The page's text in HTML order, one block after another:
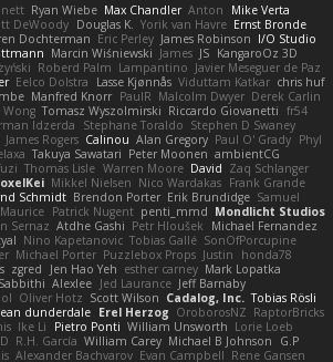
Ryan Wiebe Max Chandler Anton
Mike Verta
DeWoody Douglas K. Yorik van Havre Ernst Bronde
Dochterman Eric Perley James Robinson I/O Studio
Marcin Wiśniewski James JS KangaroOz 3D
Roberd Palm Lampantino Javier Meseguer de Paz
Eelco Dolstra Lasse Kjønnås Viduttam Katkar chris huf
Manfred Knorr PaulR Malcolm Dwyer Derek Carlin
Wong Tomasz Wyszolmirski Riccardo Giovanetti fr54
Idzerda Stephane Toraldo Stephen D Swaney
James Rogers Calinou Alan Gregory Paul O' Grady Phyl
Takuya Sawatari Peter Moonen ambientCG
Thomas Lisle Warren Moore David Zaq Schlanger
Mikkel Nielsen Nico Wardakas Frank Grande
Schmidt Brendon Porter Erik Brundidge Samuel
Patrick Nugent penti_mmd Mondlicht Studios
Sernaz Atdhe Gashi Petr Hloušek
Michael Fernandez
Nino Kapetanovic Tobias Gallé SonOfPorcupine
Michael Porter Puzzlebox Props Justin
honda78
zgred Jen Hao Yeh esther carney Mark Lopatka
Alexlee Jed Laurance Jeff Barnaby
Oliver Hotz Scott Wilson Cadalog, Inc. Tobias Rösli
dunderdale Erel Herzog OroborosNZ RaptorBricks
Ike Li Pietro Ponti William Unsworth Lorie Loeb
R.H. García William Carey Michael B Johnson
G.P
Alexander Bachvarov Evan Campbell Rene Gansen